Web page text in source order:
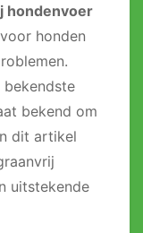
hondenvoer
honden
bekendste
bekend om
dit artikel
uitstekende